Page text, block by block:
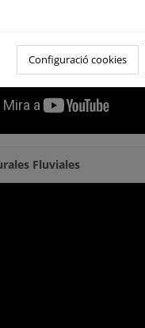
Fluviales
Configuració cookies